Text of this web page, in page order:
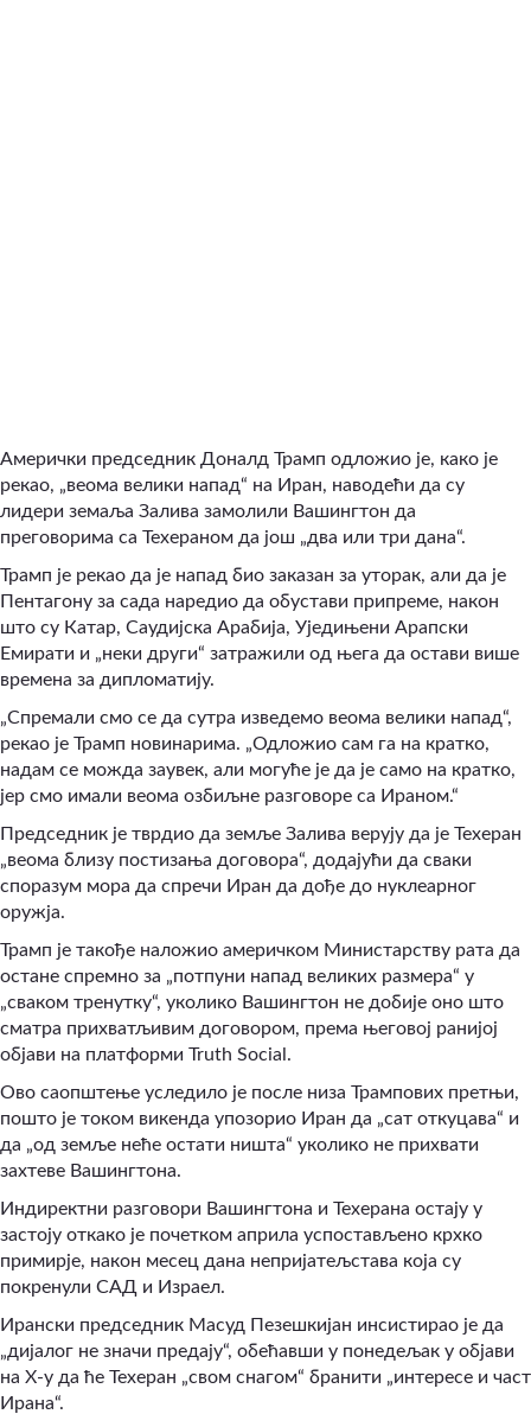
Амерички председник Доналд Трамп одложио је, како је
рекао, „веома велики напад“ на Иран, наводећи да су
лидери земаља Залива замолили Вашингтон да
преговорима са Техераном да још „два или три дана“.
Трамп је рекао да је напад био заказан за уторак, али да је
Пентагону за сада наредио да обустави припреме, након
што су Катар, Саудијска Арабија, Уједињени Арапски
Емирати и „неки други“ затражили од њега да остави више
времена за дипломатију.
„Спремали смо се да сутра изведемо веома велики напад“,
рекао је Трамп новинарима. „Одложио сам га на кратко,
надам се можда заувек, али могуће је да је само на кратко,
јер смо имали веома озбиљне разговоре са Ираном.“
Председник је тврдио да земље Залива верују да је Техеран
„веома близу постизања договора“, додајући да сваки
споразум мора да спречи Иран да дође до нуклеарног
оружја.
Трамп је такође наложио америчком Министарству рата да
остане спремно за „потпуни напад великих размера“ у
„сваком тренутку“, уколико Вашингтон не добије оно што
сматра прихватљивим договором, према његовој ранијој
објави на платформи Truth Social.
Ово саопштење уследило је после низа Трампових претњи,
пошто је током викенда упозорио Иран да „сат откуцава“ и
да „од земље неће остати ништа“ уколико не прихвати
захтеве Вашингтона.
Индиректни разговори Вашингтона и Техерана остају у
застоју откако је почетком априла успостављено крхко
примирје, након месец дана непријатељстава која су
покренули САД и Израел.
Ирански председник Масуд Пезешкијан инсистирао је да
„дијалог не значи предају“, обећавши у понедељак у објави
на X-у да ће Техеран „свом снагом“ бранити „интересе и част
Ирана“.